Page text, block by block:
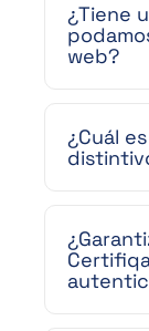
¿Tiene
web?
¿Cuál